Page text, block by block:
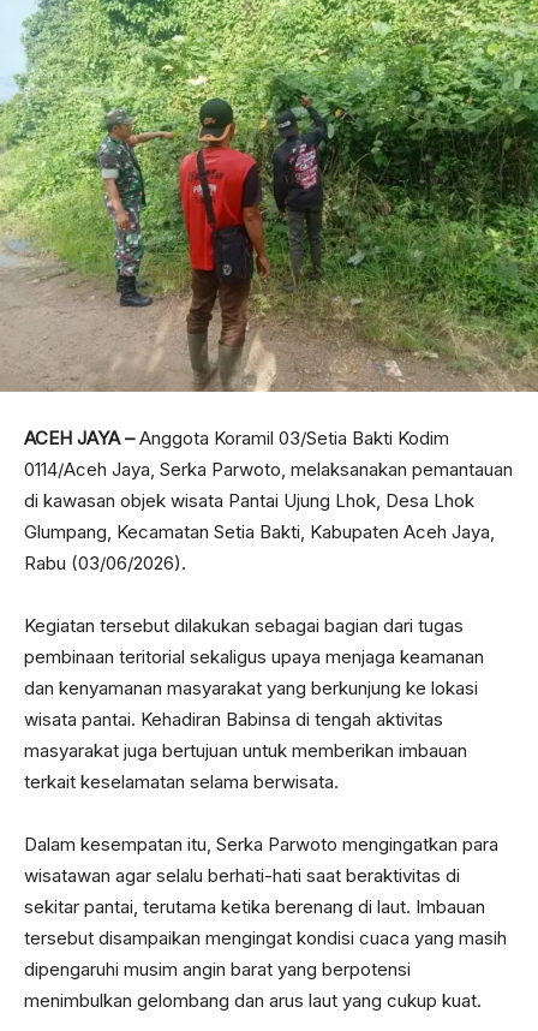
ACEH JAYA –Anggota Koramil 03/Setia Bakti Kodim
0114/Aceh Jaya, Serka Parwoto, melaksanakan pemantauan
di kawasan objek wisata Pantai Ujung Lhok, Desa Lhok
Glumpang, Kecamatan Setia Bakti, Kabupaten Aceh Jaya,
Rabu (03/06/2026).
Kegiatan tersebut dilakukan sebagai bagian dari tugas
pembinaan teritorial sekaligus upaya menjaga keamanan
dan kenyamanan masyarakat yang berkunjung ke lokasi
wisata pantai. Kehadiran Babinsa di tengah aktivitas
masyarakat juga bertujuan untuk memberikan imbauan
terkait keselamatan selama berwisata.
Dalam kesempatan itu, Serka Parwoto mengingatkan para
wisatawan agar selalu berhati-hati saat beraktivitas di
sekitar pantai, terutama ketika berenang di laut. Imbauan
tersebut disampaikan mengingat kondisi cuaca yang masih
dipengaruhi musim angin barat yang berpotensi
menimbulkan gelombang dan arus laut yang cukup kuat.